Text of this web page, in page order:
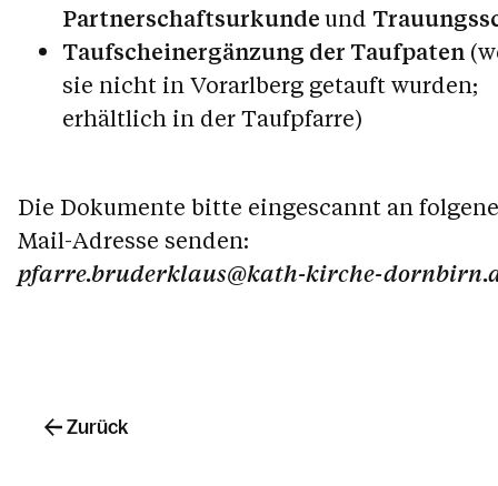
Partnerschaftsurkundeund
Taufscheinergänzung der Taufpaten
sie nicht in Vorarlberg getauft wurden;
erhältlich in der Taufpfarre)
Die Dokumente bitte eingescannt an
Mail-Adresse senden:
pfarre.bruderklaus@kath-kirche-
Zurück